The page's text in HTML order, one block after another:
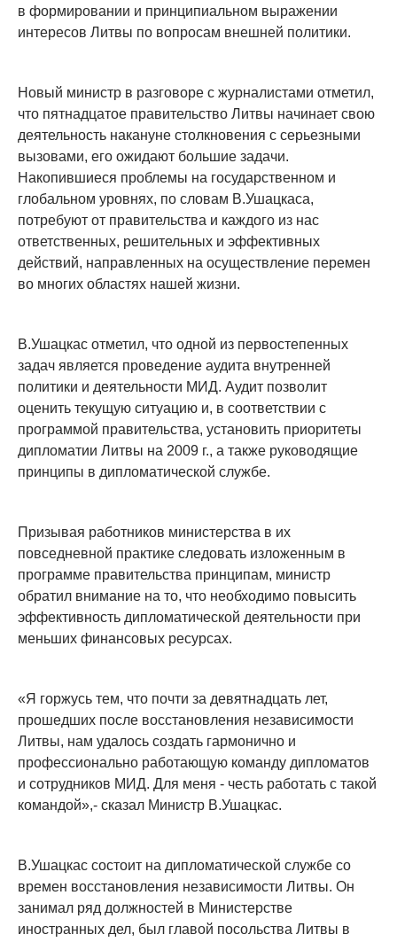
в формировании и принципиальном выражении
интересов Литвы по вопросам внешней политики.
Новый министр в разговоре с журналистами отметил,
что пятнадцатое правительство Литвы начинает свою
деятельность накануне столкновения с серьезными
вызовами, его ожидают большие задачи.
Накопившиеся проблемы на государственном и
глобальном уровнях, по словам В.Ушацкаса,
потребуют от правительства и каждого из нас
ответственных, решительных и эффективных
действий, направленных на осуществление перемен
во многих областях нашей жизни.
В.Ушацкас отметил, что одной из первостепенных
задач является проведение аудита внутренней
политики и деятельности МИД. Аудит позволит
оценить текущую ситуацию и, в соответствии с
программой правительства, установить приоритеты
дипломатии Литвы на 2009 г., а также руководящие
принципы в дипломатической службе.
Призывая работников министерства в их
повседневной практике следовать изложенным в
программе правительства принципам, министр
обратил внимание на то, что необходимо повысить
эффективность дипломатической деятельности при
меньших финансовых ресурсах.
«Я горжусь тем, что почти за девятнадцать лет,
прошедших после восстановления независимости
Литвы, нам удалось создать гармонично и
профессионально работающую команду дипломатов
и сотрудников МИД. Для меня - честь работать с такой
командой»,- сказал Министр В.Ушацкас.
В.Ушацкас состоит на дипломатической службе со
времен восстановления независимости Литвы. Он
занимал ряд должностей в Министерстве
иностранных дел, был главой посольства Литвы в